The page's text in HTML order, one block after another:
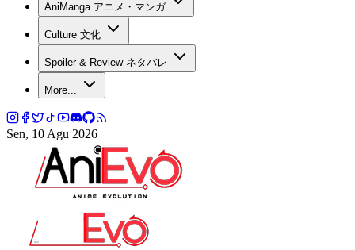
AniManga アニメ・マンガ
Culture 文化
Spoiler & Review ネタバレ
More...
Sen, 10 Agu 2026